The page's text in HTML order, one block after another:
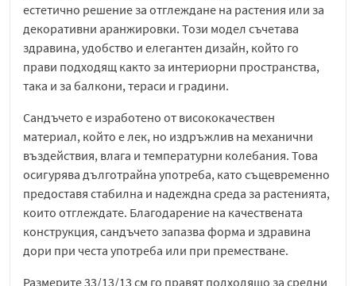
естетично решение за отглеждане на растения или за
декоративни аранжировки. Този модел съчетава
здравина, удобство и елегантен дизайн, който го
прави подходящ както за интериорни пространства,
така и за балкони, тераси и градини.
Сандъчето е изработено от висококачествен
материал, който е лек, но издръжлив на механични
въздействия, влага и температурни колебания. Това
осигурява дълготрайна употреба, като същевременно
предоставя стабилна и надеждна среда за растенията,
които отглеждате. Благодарение на качествената
конструкция, сандъчето запазва форма и здравина
дори при честа употреба или при преместване.
Размерите 33/13/13 см го правят подходящо за средни